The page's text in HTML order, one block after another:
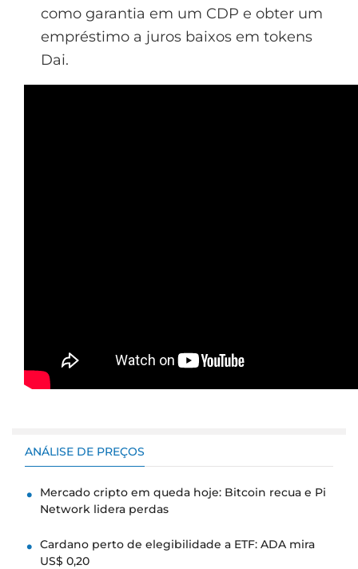
como garantia em um CDP e obter um
empréstimo a juros baixos em tokens
Dai.
ANÁLISE DE PREÇOS
Mercado cripto em queda hoje: Bitcoin recua e Pi
Network lidera perdas
Cardano perto de elegibilidade a ETF: ADA mira
US$ 0,20